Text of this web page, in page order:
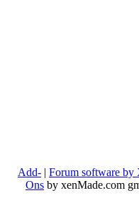
Forum software by
|
Add-
Ons by xenMade.com